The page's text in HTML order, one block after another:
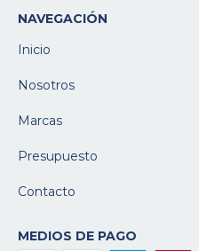
NAVEGACIÓN
Inicio
Nosotros
Marcas
Presupuesto
Contacto
MEDIOS DE PAGO